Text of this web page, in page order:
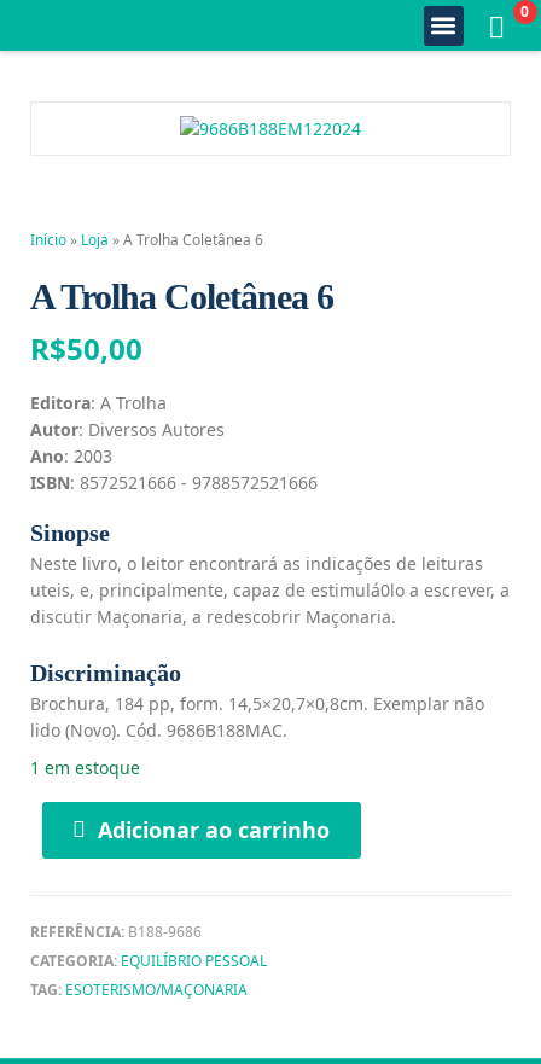
0
Início» Loja »A Trolha Coletânea 6
A Trolha Coletânea 6
R$50,00
Editora: A Trolha
Autor: Diversos Autores
Ano: 2003
ISBN: 8572521666 - 9788572521666
Sinopse
Neste livro, o leitor encontrará as indicações de leituras
uteis, e, principalmente, capaz de estimulá0lo a escrever, a
discutir Maçonaria, a redescobrir Maçonaria.
Discriminação
Brochura, 184 pp, form. 14,5×20,7×0,8cm. Exemplar não
lido (Novo). Cód. 9686B188MAC.
1 em estoque
Adicionar ao carrinho
REFERÊNCIA: B188-9686
CATEGORIA: EQUILÍBRIO PESSOAL
TAG: ESOTERISMO/MAÇONARIA